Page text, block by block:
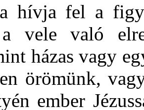
hívja fel a
vele való
házas vagy
örömünk,
ember